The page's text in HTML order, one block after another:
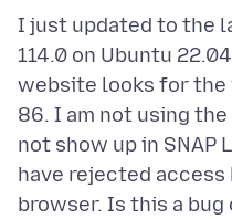
I just updated to the
114.0 on Ubuntu
website looks for the
86. I am not using
not show up in SNAP
have rejected
browser. Is this a